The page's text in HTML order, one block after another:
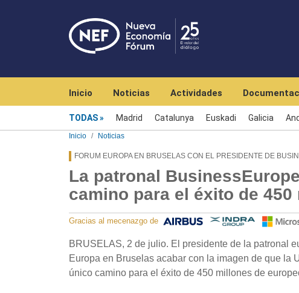
Inicio Noticias Actividades
TODAS Madrid Catalunya Euskadi Galicia
Inicio Noticias
FORUM EUROPA EN BRUSELAS CON EL PRESIDENTE DE
La patronal
camino para el éxito de
Gracias al mecenazgo de
BRUSELAS, 2 de julio. El presidente de la patronal
Europa en Bruselas acabar con la imagen de que la
único camino para el éxito de 450 millones de